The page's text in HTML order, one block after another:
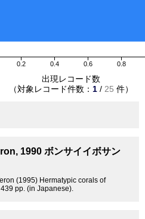
0.2 0.4 0.6 0.8
出現レコード数
（対象レコード件数： 1 / 25 件）
1990 ボンサイイボサン
(1995) Hermatypic corals of
pp. (in Japanese).